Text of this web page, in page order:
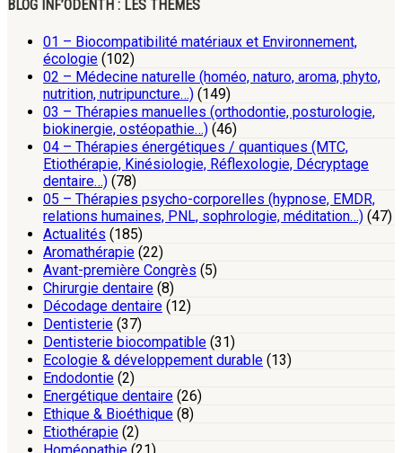
BLOG INF’ODENTH : LES THEMES
01 – Biocompatibilité matériaux et Environnement,
écologie (102)
02 – Médecine naturelle (homéo, naturo, aroma, phyto,
nutrition, nutripuncture…) (149)
03 – Thérapies manuelles (orthodontie, posturologie,
biokinergie, ostéopathie…) (46)
04 – Thérapies énergétiques / quantiques (MTC,
Etiothérapie, Kinésiologie, Réflexologie, Décryptage
dentaire…) (78)
05 – Thérapies psycho-corporelles (hypnose, EMDR,
relations humaines, PNL, sophrologie, méditation…) (47)
Actualités (185)
Aromathérapie (22)
Avant-première Congrès (5)
Chirurgie dentaire (8)
Décodage dentaire (12)
Dentisterie (37)
Dentisterie biocompatible (31)
Ecologie & développement durable (13)
Endodontie (2)
Energétique dentaire (26)
Ethique & Bioéthique (8)
Etiothérapie (2)
Homéopathie (21)